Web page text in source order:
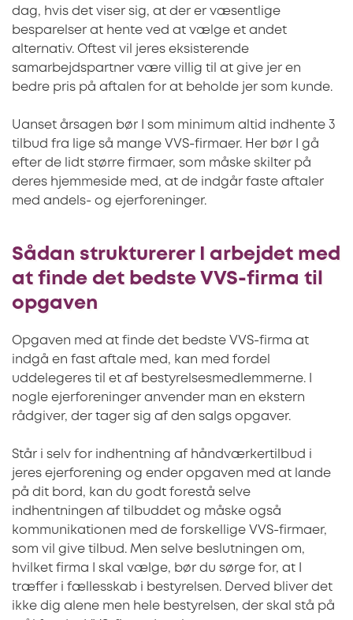
dag, hvis det viser sig, at der er væsentlige
besparelser at hente ved at vælge et andet
alternativ. Oftest vil jeres eksisterende
samarbejdspartner være villig til at give jer en
bedre pris på aftalen for at beholde jer som kunde.
Uanset årsagen bør I som minimum altid indhente 3
tilbud fra lige så mange VVS-firmaer. Her bør I gå
efter de lidt større firmaer, som måske skilter på
deres hjemmeside med, at de indgår faste aftaler
med andels- og ejerforeninger.
Sådan strukturerer I arbejdet med
at finde det bedste VVS-firma til
opgaven
Opgaven med at finde det bedste VVS-firma at
indgå en fast aftale med, kan med fordel
uddelegeres til et af bestyrelsesmedlemmerne. I
nogle ejerforeninger anvender man en ekstern
rådgiver, der tager sig af den salgs opgaver.
Står i selv for indhentning af håndværkertilbud i
jeres ejerforening og ender opgaven med at lande
på dit bord, kan du godt forestå selve
indhentningen af tilbuddet og måske også
kommunikationen med de forskellige VVS-firmaer,
som vil give tilbud. Men selve beslutningen om,
hvilket firma I skal vælge, bør du sørge for, at I
træffer i fællesskab i bestyrelsen. Derved bliver det
ikke dig alene men hele bestyrelsen, der skal stå på